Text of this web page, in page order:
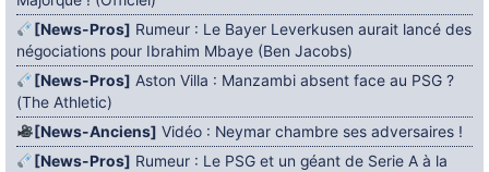
[News-Pros] Rumeur : Le Bayer Leverkusen aurait lancé des
négociations pour Ibrahim Mbaye (Ben Jacobs)
[News-Pros] Aston Villa : Manzambi absent face au PSG ?
(The Athletic)
[News-Anciens] Vidéo : Neymar chambre ses adversaires !
[News-Pros] Rumeur : Le PSG et un géant de Serie A à la